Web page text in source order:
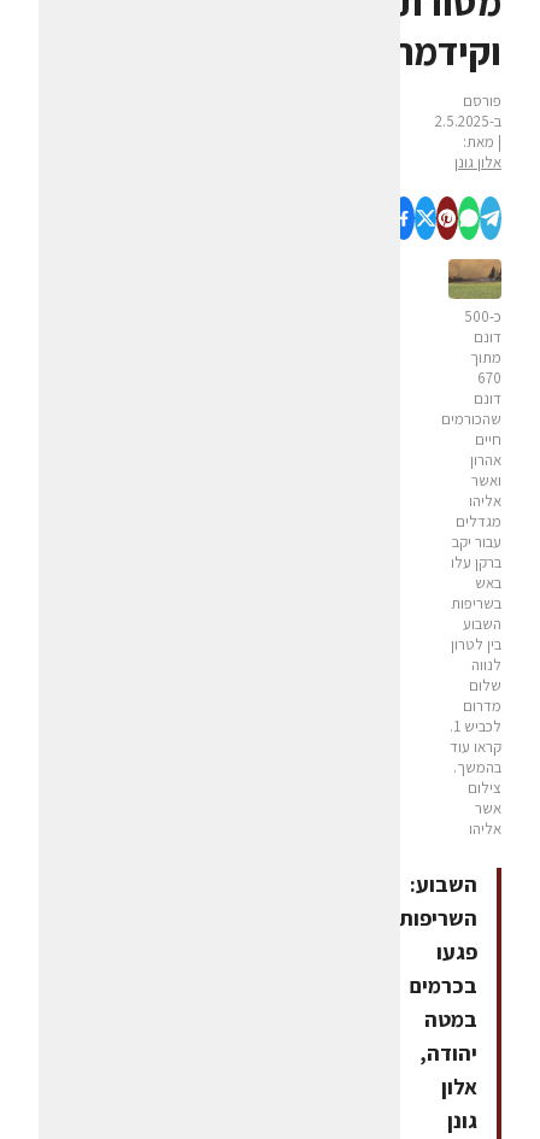
וקידמה
פורסם
ב-2.5.2025
| מאת:
אלון גונן
כ-500
דונם
מתוך
670
דונם
שהכורמים
חיים
אהרון
ואשר
אליהו
מגדלים
עבור יקב
ברקן עלו
באש
בשריפות
השבוע
בין לטרון
לנווה
שלום
מדרום
לכביש 1.
קראו עוד
בהמשך.
צילום
אשר
אליהו
השבוע:
השריפות
פגעו
בכרמים
במטה
יהודה,
אלון
גונן